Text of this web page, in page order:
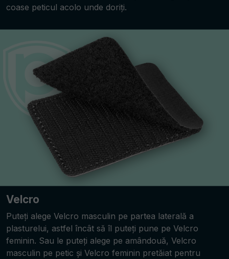
coase peticul acolo unde doriți.
Velcro
Puteți alege Velcro masculin pe partea laterală a
plasturelui, astfel încât să îl puteți pune pe Velcro
feminin. Sau le puteți alege pe amândouă, Velcro
masculin pe petic și Velcro feminin pretăiat pentru